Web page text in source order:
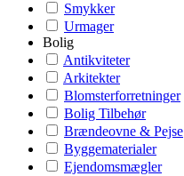
Smykker
Urmager
Bolig
Antikviteter
Arkitekter
Blomsterforretninger
Bolig Tilbehør
Brændeovne & Pejse
Byggematerialer
Ejendomsmægler